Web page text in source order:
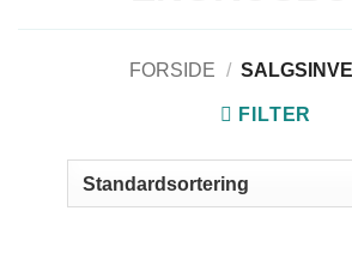
FORSIDE /
FILTER